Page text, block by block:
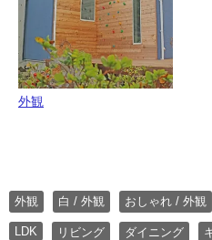
外観
外観 白 / 外観 おしゃれ / 外観
LDK リビング ダイニング